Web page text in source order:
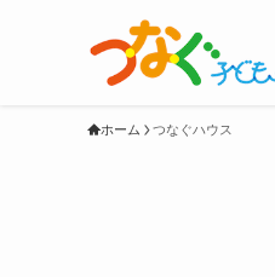
ホーム つなぐハウス